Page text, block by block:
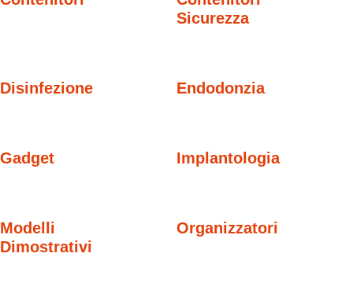
Sicurezza
Disinfezione Endodonzia
Gadget Implantologia
Modelli
Dimostrativi
Organizzatori